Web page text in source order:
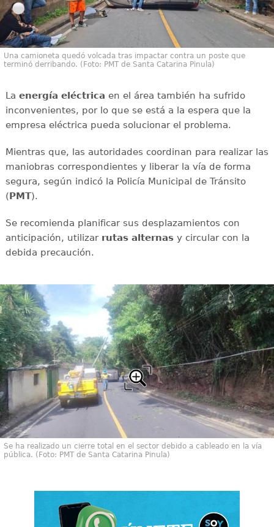
Una camioneta quedó volcada tras impactar contra un poste que
terminó derribando. (Foto: PMT de Santa Catarina Pinula)
La energía eléctrica en el área también ha sufrido
inconvenientes, por lo que se está a la espera que la
empresa eléctrica pueda solucionar el problema.
Mientras que, las autoridades coordinan para realizar las
maniobras correspondientes y liberar la vía de forma
segura, según indicó la Policía Municipal de Tránsito
(PMT).
Se recomienda planificar sus desplazamientos con
anticipación, utilizar rutas alternasy circular con la
debida precaución.
Se ha realizado un cierre total en el sector debido a cableado en la vía
pública. (Foto: PMT de Santa Catarina Pinula)